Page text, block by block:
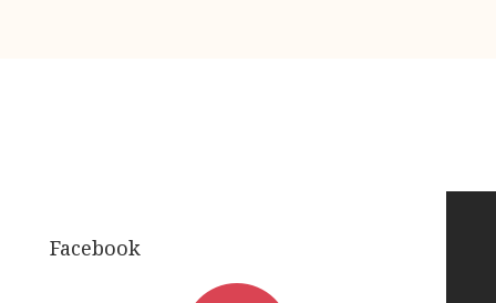
Facebook